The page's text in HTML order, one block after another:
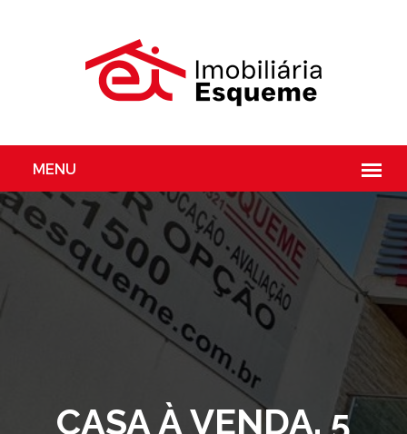
CASA À VENDA, 5